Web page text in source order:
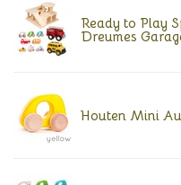
Ready to Play
Dreumes
Houten Mini